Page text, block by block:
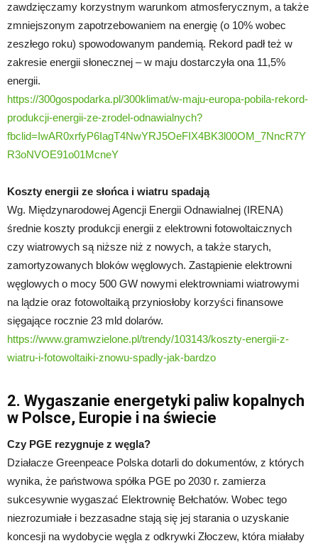
zawdzięczamy korzystnym warunkom atmosferycznym, a także
zmniejszonym zapotrzebowaniem na energię (o 10% wobec
zeszłego roku) spowodowanym pandemią. Rekord padł też w
zakresie energii słonecznej – w maju dostarczyła ona 11,5%
energii.
https://300gospodarka.pl/300klimat/w-maju-europa-pobila-rekord-
produkcji-energii-ze-zrodel-odnawialnych?
fbclid=IwAR0xrfyP6IagT4NwYRJ5OeFIX4BK3l00OM_7NncR7Y
R3oNVOE91o01McneY
Koszty energii ze słońca i wiatru spadają
Wg. Międzynarodowej Agencji Energii Odnawialnej (IRENA)
średnie koszty produkcji energii z elektrowni fotowoltaicznych
czy wiatrowych są niższe niż z nowych, a także starych,
zamortyzowanych bloków węglowych. Zastąpienie elektrowni
węglowych o mocy 500 GW nowymi elektrowniami wiatrowymi
na lądzie oraz fotowoltaiką przyniosłoby korzyści finansowe
sięgające rocznie 23 mld dolarów.
https://www.gramwzielone.pl/trendy/103143/koszty-energii-z-
wiatru-i-fotowoltaiki-znowu-spadly-jak-bardzo
2. Wygaszanie energetyki paliw kopalnych
w Polsce, Europie i na świecie
Czy PGE rezygnuje z węgla?
Działacze Greenpeace Polska dotarli do dokumentów, z których
wynika, że państwowa spółka PGE po 2030 r. zamierza
sukcesywnie wygaszać Elektrownię Bełchatów. Wobec tego
niezrozumiałe i bezzasadne stają się jej starania o uzyskanie
koncesji na wydobycie węgla z odkrywki Złoczew, która miałaby